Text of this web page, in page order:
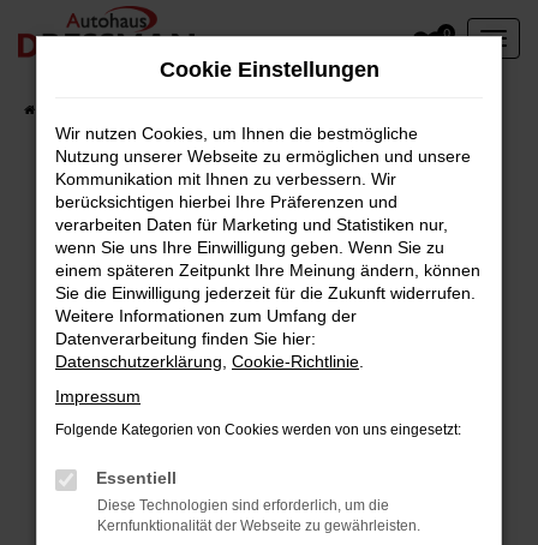
Zum
Hauptinhalt
0
Fehler: Network Error
Beim Laden ist ein Fehler aufgetreten.
Hier sind ein paar Tipps, die dir helfen können:
Überprüfe deine Firewall und deine
Internetverbindung.
Laden andere Webseiten, zum Beispiel deine
Manche Erweiterungen, wie Werbeblocker,
können das Laden bestimmter Seiten
verhindern. Funktioniert die Seite in einem
Cookie Einstellungen
Wir nutzen Cookies, um Ihnen die bestmögliche
Nutzung unserer Webseite zu ermöglichen und unsere
Kommunikation mit Ihnen zu verbessern. Wir
berücksichtigen hierbei Ihre Präferenzen und
verarbeiten Daten für Marketing und Statistiken nur,
wenn Sie uns Ihre Einwilligung geben. Wenn Sie zu
einem späteren Zeitpunkt Ihre Meinung ändern, können
Sie die Einwilligung jederzeit für die Zukunft widerrufen.
Weitere Informationen zum Umfang der
Datenverarbeitung finden Sie hier:
Datenschutzerklärung Cookie-Richtlinie
Impressum
Folgende Kategorien von Cookies werden von uns eingesetzt:
Essentiell
Diese Technologien sind erforderlich, um die
Kernfunktionalität der Webseite zu gewährleisten.